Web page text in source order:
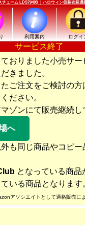
ューム LDS79493 ｜ハロウィン仮装衣装通
利用案内 ログイ
サービス終了
おりました小売サー
きました。
ご注文をご検討の方
ださい。
ゾンにて販売継続し
へ
も同じ商品やコピー
となっている商
いる商品となります
アソシエイトとして適格販売に